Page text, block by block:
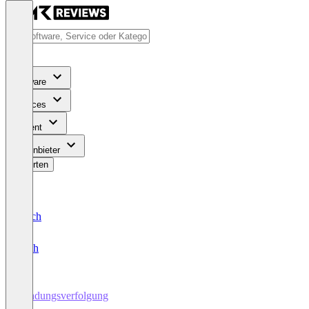
Software
Services
Content
Für Anbieter
Bewerten
Deutsch
English
Sendungsverfolgung